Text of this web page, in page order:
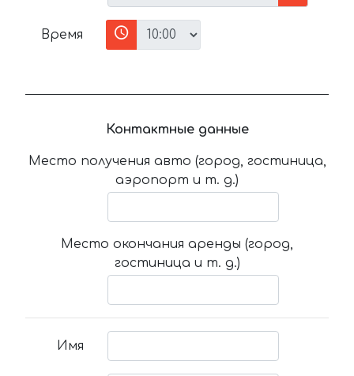
Время
Контактные данные
Место получения авто (город, гостиница,
аэропорт и т. д.)
Место окончания аренды (город,
гостиница и т. д.)
Имя